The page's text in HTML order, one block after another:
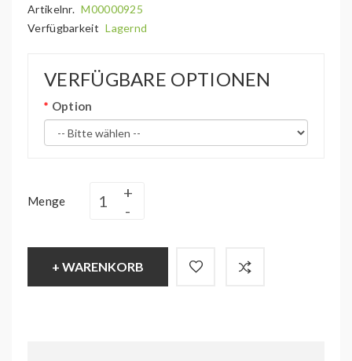
Artikelnr. M00000925
Verfügbarkeit Lagernd
VERFÜGBARE OPTIONEN
Option
Menge
+ WARENKORB